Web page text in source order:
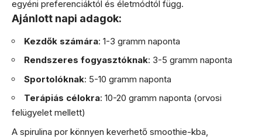
egyéni preferenciáktól és életmódtól függ.
Ajánlott napi adagok:
Kezdők számára: 1-3 gramm naponta
Rendszeres fogyasztóknak: 3-5 gramm naponta
Sportolóknak: 5-10 gramm naponta
Terápiás célokra: 10-20 gramm naponta (orvosi
felügyelet mellett)
A spirulina por könnyen keverhető smoothie-kba,